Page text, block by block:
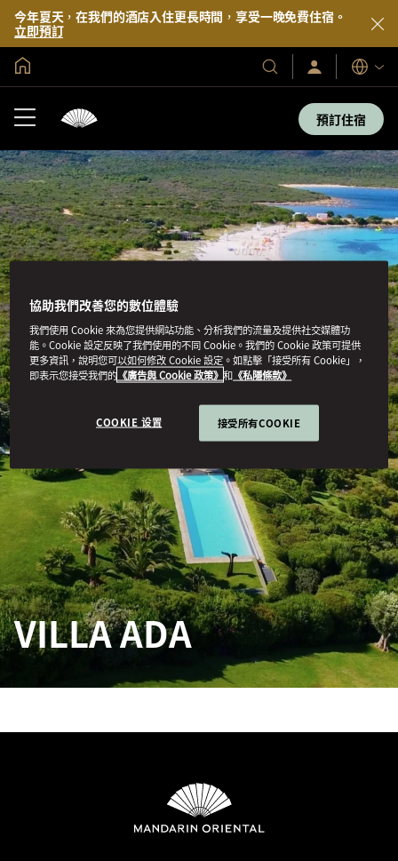
今年夏天，在我們的酒店入住更長時間，享受一晚免費住宿。
立即預訂
我
們
及
度
假
村
登
入/
即
加
入
語
言
預訂住宿
VILLA ADA
協助我們改善您的數位體驗
我們使用 Cookie 來為您提供網站功能、分析我們的流量及提供社交媒體功
能。Cookie 設定反映了我們使用的不同 Cookie。我們的 Cookie 政策可提供
更多資訊，說明您可以如何修改 Cookie 設定。如點擊「接受所有 Cookie」，
即表示您接受我們的 《廣告與 Cookie 政策》 和 《私隱條款》
COOKIE 设置 接受所有COOKIE